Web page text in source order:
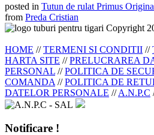
posted in Tutun de rulat Primus
from Preda Cristian
Copyright
HOME //TERMENI SI CONDITII //
HARTA SITE //PRELUCRAREA
PERSONAL //POLITICA DE
COMANDA //POLITICA DE
DATELOR PERSONALE //A.N.P.C
Notificare !